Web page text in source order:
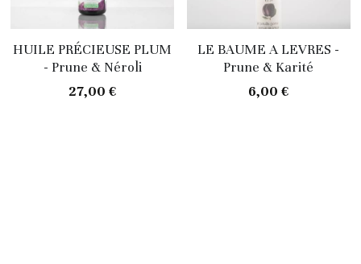
HUILE PRÉCIEUSE PLUM
- Prune & Néroli
27,00 €
LE BAUME A LEVRES -
Prune & Karité
6,00 €